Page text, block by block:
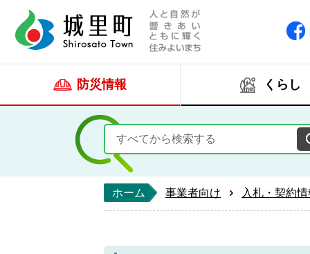
防災情報 くらし
ホーム 事業者向け 入札・契約